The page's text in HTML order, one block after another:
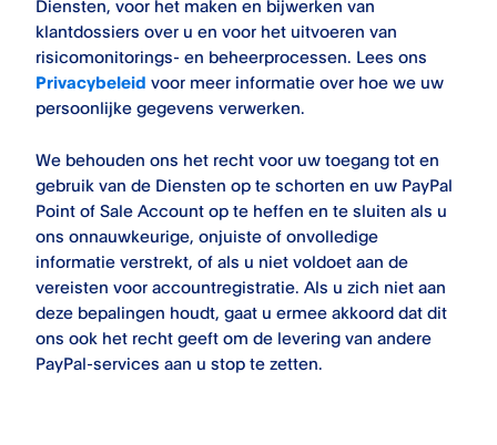
Diensten, voor het maken en bijwerken van
klantdossiers over u en voor het uitvoeren van
risicomonitorings- en beheerprocessen. Lees ons
Privacybeleid voor meer informatie over hoe we uw
persoonlijke gegevens verwerken.
We behouden ons het recht voor uw toegang tot en
gebruik van de Diensten op te schorten en uw PayPal
Point of Sale Account op te heffen en te sluiten als u
ons onnauwkeurige, onjuiste of onvolledige
informatie verstrekt, of als u niet voldoet aan de
vereisten voor accountregistratie. Als u zich niet aan
deze bepalingen houdt, gaat u ermee akkoord dat dit
ons ook het recht geeft om de levering van andere
PayPal-services aan u stop te zetten.